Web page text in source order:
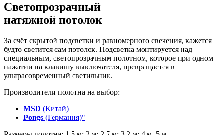
Светопрозрачный
натяжной потолок
За счёт скрытой подсветки и равномерного свечения, кажется
будто светится сам потолок. Подсветка монтируется над
специальным, светопрозрачным полотном, которое при одном
нажатии на клавишу выключателя, превращается в
ультрасовременный светильник.
Производители полотна на выбор:
MSD (Китай)
Pongs (Германия)"